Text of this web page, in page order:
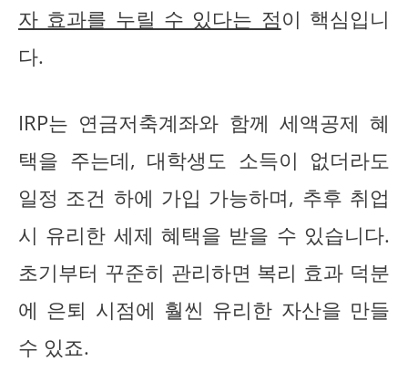
자 효과를 누릴 수 있다는 점이 핵심입니
다.
IRP는 연금저축계좌와 함께 세액공제 혜
택을 주는데, 대학생도 소득이 없더라도
일정 조건 하에 가입 가능하며, 추후 취업
시 유리한 세제 혜택을 받을 수 있습니다.
초기부터 꾸준히 관리하면 복리 효과 덕분
에 은퇴 시점에 훨씬 유리한 자산을 만들
수 있죠.